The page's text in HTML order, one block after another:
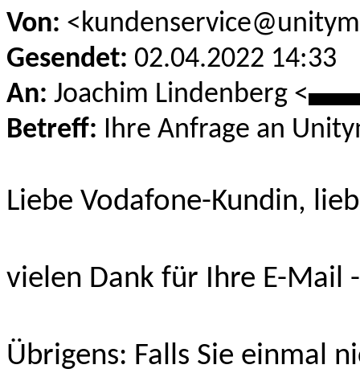
Von:
Gesendet: 02.04.2022 14:33
An: Joachim Lindenberg <
Betreff: Ihre Anfrage an
Liebe Vodafone-Kundin,
vielen Dank für Ihre E-
Übrigens: Falls Sie einmal